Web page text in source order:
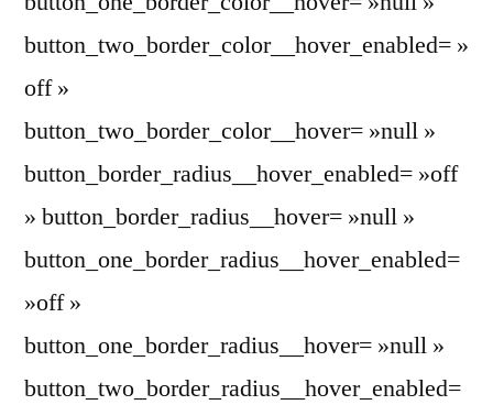
button_two_border_color__hover_enabled= »
off »
button_two_border_color__hover= »null »
button_border_radius__hover_enabled= »off
» button_border_radius__hover= »null »
button_one_border_radius__hover_enabled=
»off »
button_one_border_radius__hover= »null »
button_two_border_radius__hover_enabled=